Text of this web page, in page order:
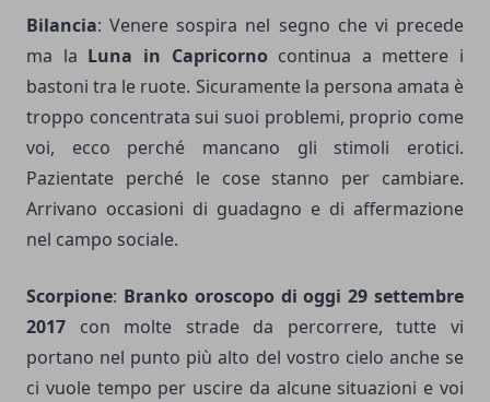
Bilancia: Venere sospira nel segno che vi precede
ma la Luna in Capricorno continua a mettere i
bastoni tra le ruote. Sicuramente la persona amata è
troppo concentrata sui suoi problemi, proprio come
voi, ecco perché mancano gli stimoli erotici.
Pazientate perché le cose stanno per cambiare.
Arrivano occasioni di guadagno e di affermazione
nel campo sociale.
Scorpione: Branko oroscopo di oggi 29 settembre
2017 con molte strade da percorrere, tutte vi
portano nel punto più alto del vostro cielo anche se
ci vuole tempo per uscire da alcune situazioni e voi